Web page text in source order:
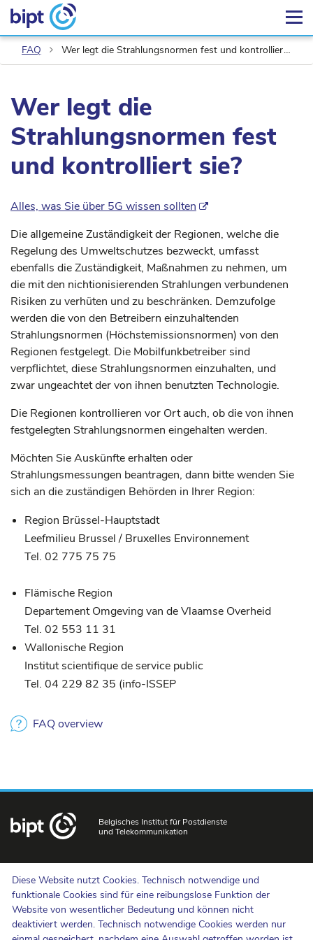
Diese Website nutzt Cookies. Technisch notwendige und
funktionale Cookies sind für eine reibungslose Funktion der
Website von wesentlicher Bedeutung und können nicht
deaktiviert werden. Technisch notwendige Cookies werden nur
FAQ Wer legt die Strahlungsnormen fest und kontrolliert sie?
Wer legt die
Strahlungsnormen fest
und kontrolliert sie?
Alles, was Sie über 5G wissen sollten
Die allgemeine Zuständigkeit der Regionen, welche die
Regelung des Umweltschutzes bezweckt, umfasst
ebenfalls die Zuständigkeit, Maßnahmen zu nehmen, um
die mit den nichtionisierenden Strahlungen verbundenen
Risiken zu verhüten und zu beschränken. Demzufolge
werden die von den Betreibern einzuhaltenden
Strahlungsnormen (Höchstemissionsnormen) von den
Regionen festgelegt. Die Mobilfunkbetreiber sind
verpflichtet, diese Strahlungsnormen einzuhalten, und
zwar ungeachtet der von ihnen benutzten Technologie.
Die Regionen kontrollieren vor Ort auch, ob die von ihnen
festgelegten Strahlungsnormen eingehalten werden.
Möchten Sie Auskünfte erhalten oder
Strahlungsmessungen beantragen, dann bitte wenden Sie
sich an die zuständigen Behörden in Ihrer Region:
Region Brüssel-Hauptstadt
Leefmilieu Brussel / Bruxelles Environnement
Tel. 02 775 75 75
Flämische Region
Departement Omgeving van de Vlaamse Overheid
Tel. 02 553 11 31
Wallonische Region
Institut scientifique de service public
Tel. 04 229 82 35 (info-ISSEP
FAQ overview
Belgisches Institut für Postdienste
und Telekommunikation
Uns kontaktieren
Hinweisgebermeldungen
Newsletter
Barrierefreiheit